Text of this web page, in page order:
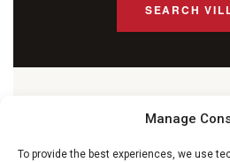
Manage
To provide the best experiences, we use
SEARCH
MORE FROM